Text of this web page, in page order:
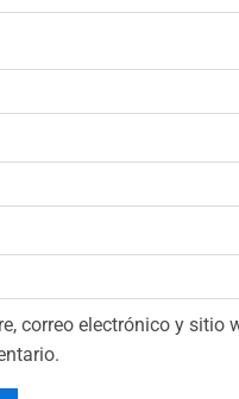
correo electrónico y sitio